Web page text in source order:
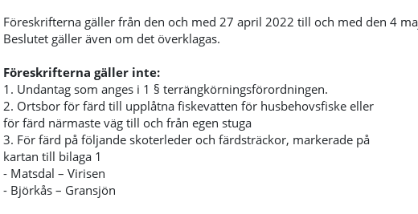
Föreskrifterna gäller från den och med 27 april 2022 till och med den 4
Beslutet gäller även om det överklagas.
Föreskrifterna gäller inte:
1. Undantag som anges i 1 § terrängkörningsförordningen.
2. Ortsbor för färd till upplåtna fiskevatten för husbehovsfiske eller
för färd närmaste väg till och från egen stuga
3. För färd på följande skoterleder och färdsträckor, markerade på
kartan till bilaga 1
- Matsdal – Virisen
- Björkås – Gransjön